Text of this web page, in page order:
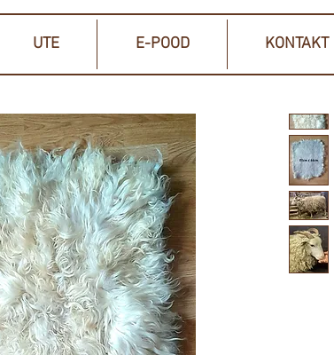
UTE E-POOD KONTAKT